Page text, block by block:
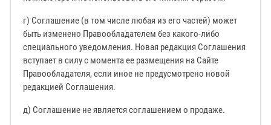
г) Соглашение (в том числе любая из его частей) может
быть изменено Правообладателем без какого-либо
специального уведомления. Новая редакция Соглашения
вступает в силу с момента ее размещения на Сайте
Правообладателя, если иное не предусмотрено новой
редакцией Соглашения.
д) Соглашение не является соглашением о продаже.